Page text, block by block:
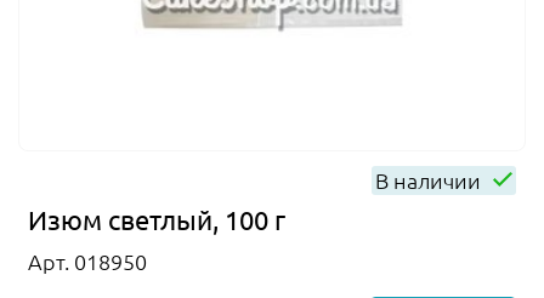
В наличии
Изюм светлый, 100 г
Арт. 018950